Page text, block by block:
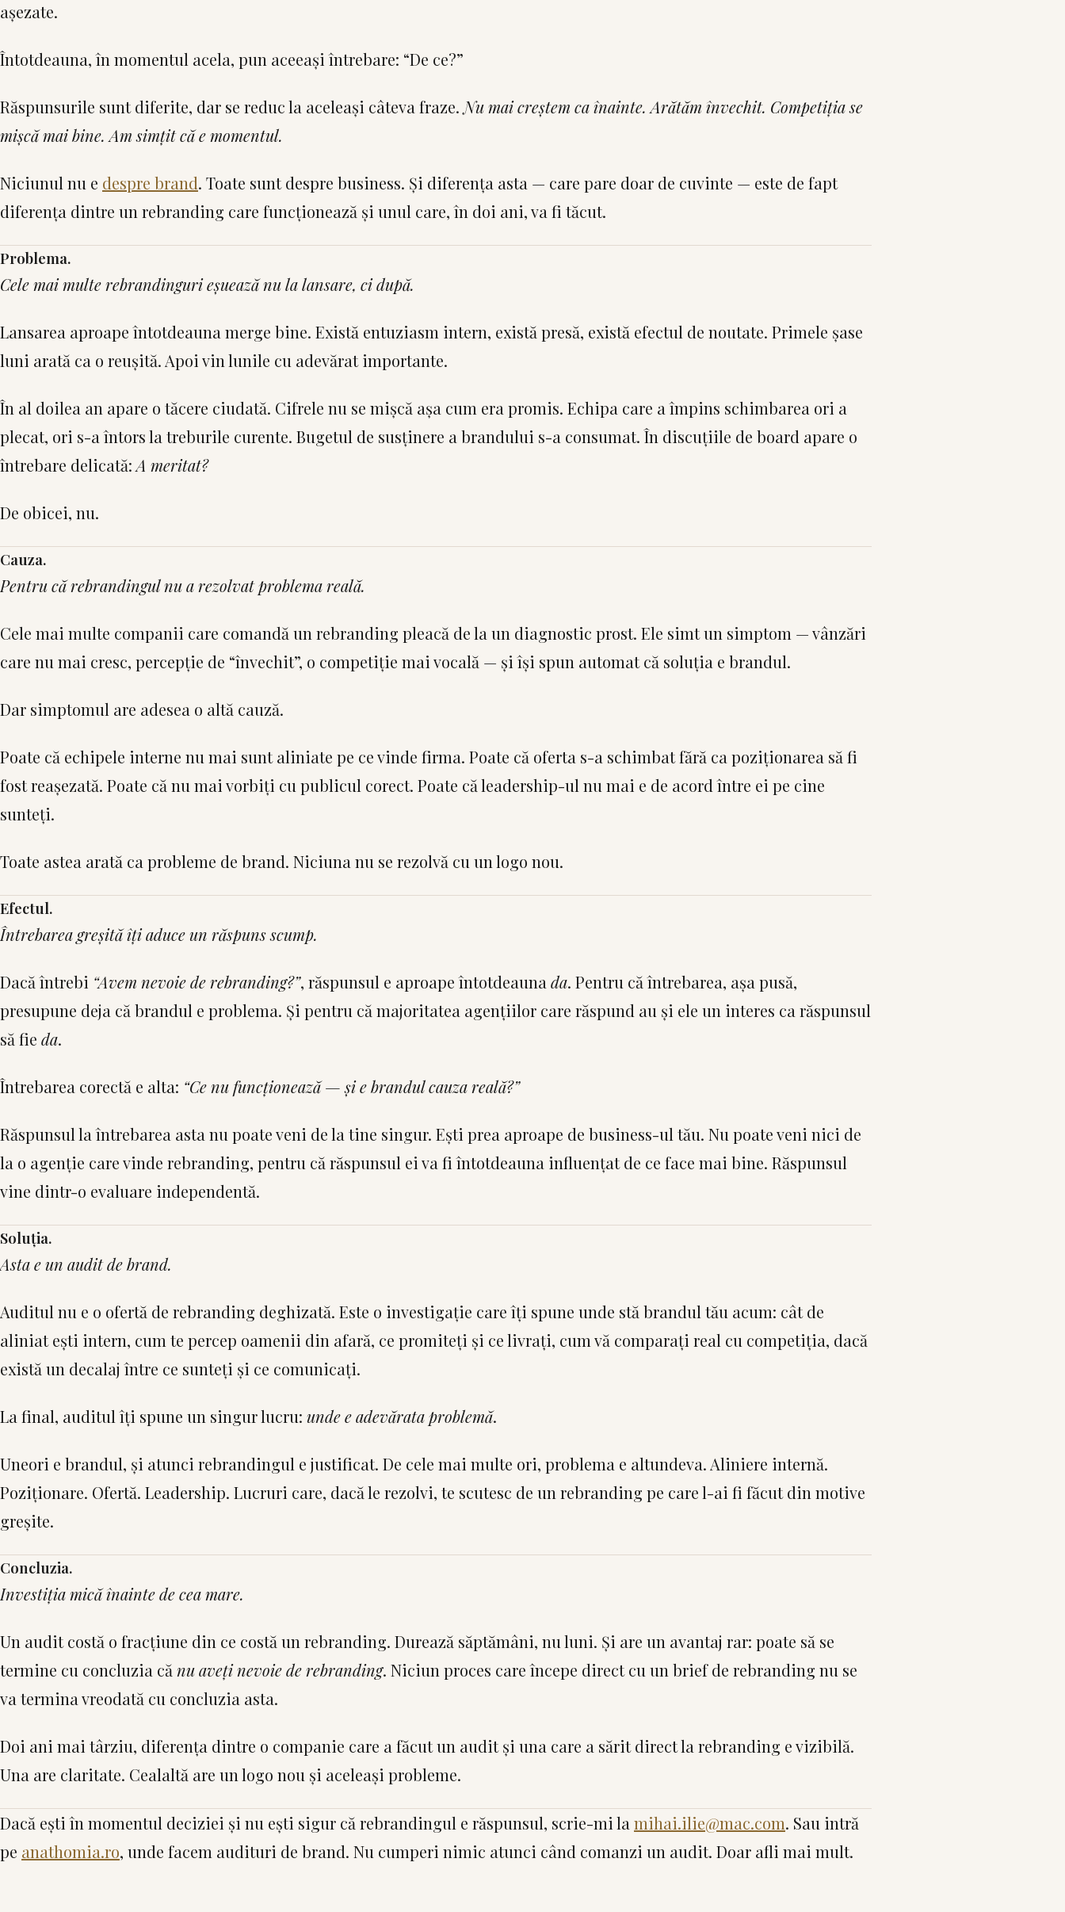
așezate.
Întotdeauna, în momentul acela, pun aceeași întrebare: “De ce?”
Răspunsurile sunt diferite, dar se reduc la aceleași câteva fraze. Nu mai creștem ca înainte. Arătăm învechit. Competiția se
mișcă mai bine. Am simțit că e momentul.
Niciunul nu e despre brand. Toate sunt despre business. Și diferența asta — care pare doar de cuvinte — este de fapt
diferența dintre un rebranding care funcționează și unul care, în doi ani, va fi tăcut.
Problema.
Cele mai multe rebrandinguri eșuează nu la lansare, ci după.
Lansarea aproape întotdeauna merge bine. Există entuziasm intern, există presă, există efectul de noutate. Primele șase
luni arată ca o reușită. Apoi vin lunile cu adevărat importante.
În al doilea an apare o tăcere ciudată. Cifrele nu se mișcă așa cum era promis. Echipa care a împins schimbarea ori a
plecat, ori s-a întors la treburile curente. Bugetul de susținere a brandului s-a consumat. În discuțiile de board apare o
întrebare delicată:A meritat?
De obicei, nu.
Cauza.
Pentru că rebrandingul nu a rezolvat problema reală.
Cele mai multe companii care comandă un rebranding pleacă de la un diagnostic prost. Ele simt un simptom — vânzări
care nu mai cresc, percepție de “învechit”, o competiție mai vocală — și își spun automat că soluția e brandul.
Dar simptomul are adesea o altă cauză.
Poate că echipele interne nu mai sunt aliniate pe ce vinde firma. Poate că oferta s-a schimbat fără ca poziționarea să fi
fost reașezată. Poate că nu mai vorbiți cu publicul corect. Poate că leadership-ul nu mai e de acord între ei pe cine
sunteți.
Toate astea arată ca probleme de brand. Niciuna nu se rezolvă cu un logo nou.
Efectul.
Întrebarea greșită îți aduce un răspuns scump.
Dacă întrebi “Avem nevoie de rebranding?”, răspunsul e aproape întotdeauna da. Pentru că întrebarea, așa pusă,
presupune deja că brandul e problema. Și pentru că majoritatea agențiilor care răspund au și ele un interes ca răspunsul
să fie da.
Întrebarea corectă e alta: “Ce nu funcționează — și e brandul cauza reală?”
Răspunsul la întrebarea asta nu poate veni de la tine singur. Ești prea aproape de business-ul tău. Nu poate veni nici de
la o agenție care vinde rebranding, pentru că răspunsul ei va fi întotdeauna influențat de ce face mai bine. Răspunsul
vine dintr-o evaluare independentă.
Soluția.
Asta e un audit de brand.
Auditul nu e o ofertă de rebranding deghizată. Este o investigație care îți spune unde stă brandul tău acum: cât de
aliniat ești intern, cum te percep oamenii din afară, ce promiteți și ce livrați, cum vă comparați real cu competiția, dacă
există un decalaj între ce sunteți și ce comunicați.
La final, auditul îți spune un singur lucru: unde e adevărata problemă.
Uneori e brandul, și atunci rebrandingul e justificat. De cele mai multe ori, problema e altundeva. Aliniere internă.
Poziționare. Ofertă. Leadership. Lucruri care, dacă le rezolvi, te scutesc de un rebranding pe care l-ai fi făcut din motive
greșite.
Concluzia.
Investiția mică înainte de cea mare.
Un audit costă o fracțiune din ce costă un rebranding. Durează săptămâni, nu luni. Și are un avantaj rar: poate să se
termine cu concluzia că nu aveți nevoie de rebranding. Niciun proces care începe direct cu un brief de rebranding nu se
va termina vreodată cu concluzia asta.
Doi ani mai târziu, diferența dintre o companie care a făcut un audit și una care a sărit direct la rebranding e vizibilă.
Una are claritate. Cealaltă are un logo nou și aceleași probleme.
Dacă ești în momentul deciziei și nu ești sigur că rebrandingul e răspunsul, scrie-mi la mihai.ilie@mac.com. Sau intră
pe anathomia.ro, unde facem audituri de brand. Nu cumperi nimic atunci când comanzi un audit. Doar afli mai mult.